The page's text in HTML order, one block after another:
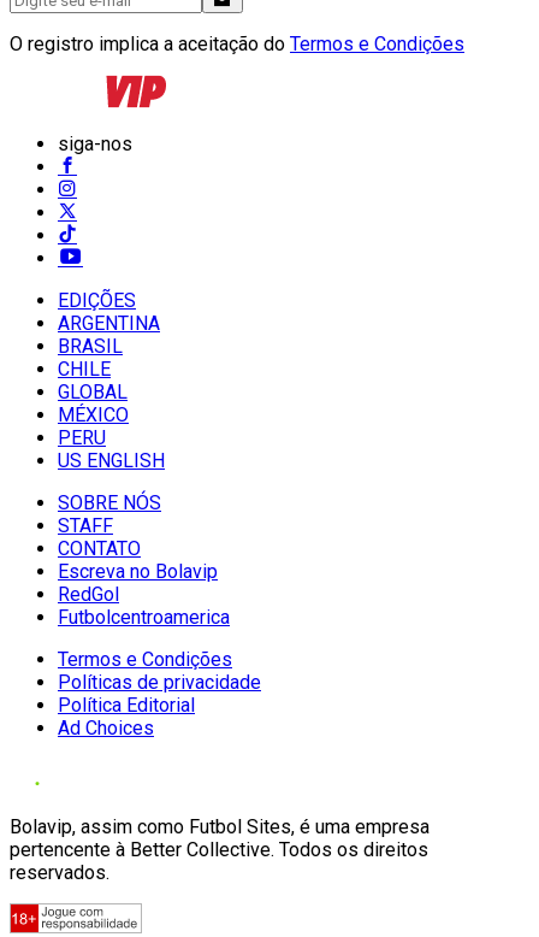
O registro implica a aceitação do Termos e Condições
siga-nos
EDIÇÕES
ARGENTINA
BRASIL
CHILE
GLOBAL
MÉXICO
PERU
US ENGLISH
SOBRE NÓS
STAFF
CONTATO
Escreva no Bolavip
RedGol
Futbolcentroamerica
Termos e Condições
Políticas de privacidade
Política Editorial
Ad Choices
Bolavip, assim como Futbol Sites, é uma empresa
pertencente à Better Collective. Todos os direitos
reservados.